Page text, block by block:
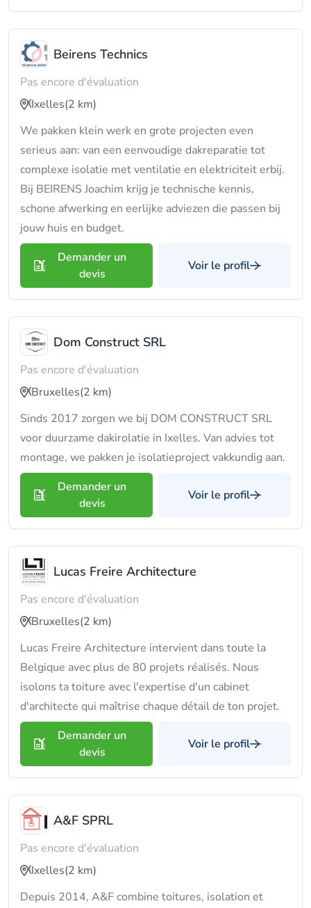
Beirens Technics
Pas encore d'évaluation
Ixelles(2 km)
We pakken klein werk en grote projecten even
serieus aan: van een eenvoudige dakreparatie tot
complexe isolatie met ventilatie en elektriciteit erbij.
Bij BEIRENS Joachim krijg je technische kennis,
schone afwerking en eerlijke adviezen die passen bij
jouw huis en budget.
Demander un
devis
Voir le profil
Dom Construct SRL
Pas encore d'évaluation
Bruxelles(2 km)
Sinds 2017 zorgen we bij DOM CONSTRUCT SRL
voor duurzame dakirolatie in Ixelles. Van advies tot
montage, we pakken je isolatieproject vakkundig aan.
Demander un
devis
Voir le profil
Lucas Freire Architecture
Pas encore d'évaluation
Bruxelles(2 km)
Lucas Freire Architecture intervient dans toute la
Belgique avec plus de 80 projets réalisés. Nous
isolons ta toiture avec l'expertise d'un cabinet
d'architecte qui maîtrise chaque détail de ton projet.
Demander un
devis
Voir le profil
A&F SPRL
Pas encore d'évaluation
Ixelles(2 km)
Depuis 2014, A&F combine toitures, isolation et